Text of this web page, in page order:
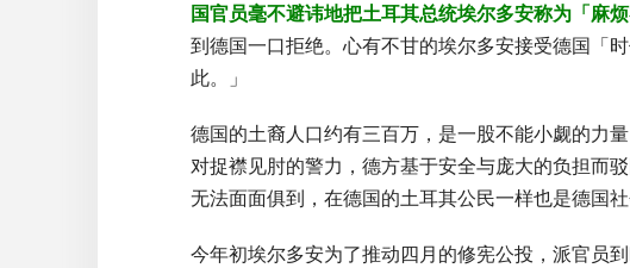
国官员毫不避讳地把土耳其总统埃尔多安称为「麻烦
到德国一口拒绝。心有不甘的埃尔多安接受德国「
此。」
德国的土裔人口约有三百万，是一股不能小觑的力
对捉襟见肘的警力，德方基于安全与庞大的负担而
无法面面俱到，在德国的土耳其公民一样也是德国
今年初埃尔多安为了推动四月的修宪公投，派官员